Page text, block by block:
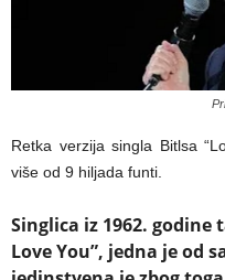
Retka verzija singla Bitlsa
više od 9 hiljada funti.
Singlica iz 1962. godine
Love You”, jedna je od